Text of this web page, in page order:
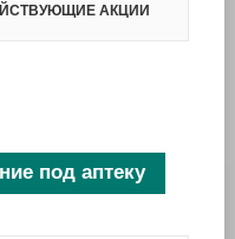
АКЦИИ
под аптеку